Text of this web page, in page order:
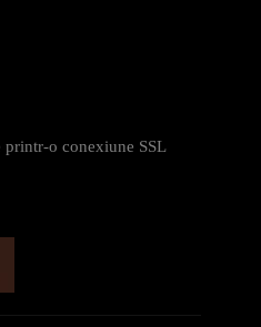
o conexiune SSL